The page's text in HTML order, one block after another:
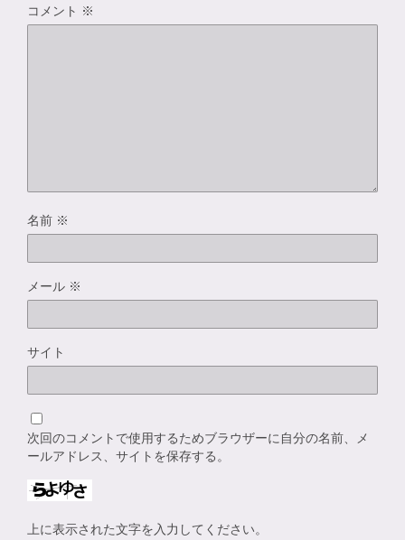
コメント ※
名前 ※
メール ※
サイト
次回のコメントで使用するためブラウザーに自分の名前、メ
ールアドレス、サイトを保存する。
上に表示された文字を入力してください。